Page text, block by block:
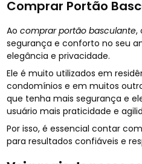
Comprar Portão
Aocomprar portão basculante,
segurança e conforto no seu
elegância e privacidade.
Ele é muito utilizados em
condomínios e em muitos
que tenha mais segurança e
usuário mais praticidade e
Por isso, é essencial contar
para resultados confiáveis e